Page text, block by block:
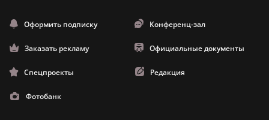
Оформить подписку Конференц-зал
Заказать рекламу Официальные документы
Спецпроекты Редакция
Фотобанк